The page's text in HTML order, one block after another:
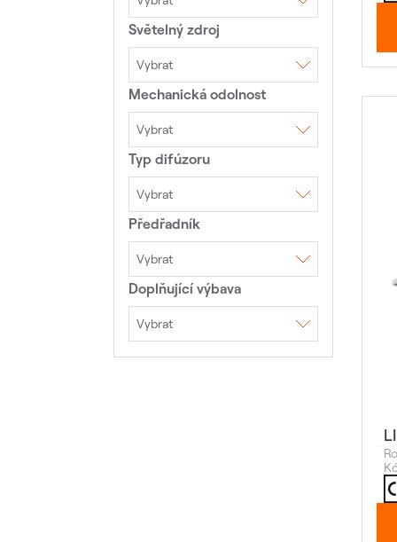
Světelný zdroj
Vybrat
LED moduly
Mechanická odolnost
Vybrat
IK02
IK03
Typ difúzoru
Vybrat
Hliníkový reflektor
Microprismatický kryt
Prismatický kryt
Předřadník
Vybrat
4DIM ZHAGA
4DIM NEMA
DALI
Doplňující výbava
Vybrat
20kV